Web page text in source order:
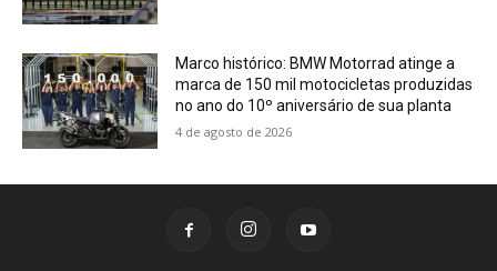
Marco histórico: BMW Motorrad atinge a
marca de 150 mil motocicletas produzidas
no ano do 10º aniversário de sua planta
4 de agosto de 2026